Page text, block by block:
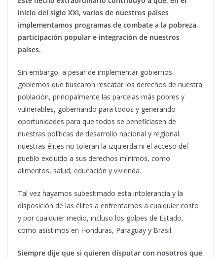
inicio del siglo XXI, varios de nuestros países
implementamos programas de combate a la pobreza,
participación popular e integración de nuestros
países.
Sin embargo, a pesar de implementar gobiernos
gobiernos que buscaron rescatar los derechos de nuestra
población, principalmente las parcelas más pobres y
vulnerables, gobernando para todos y generando
oportunidades para que todos se beneficiasen de
nuestras políticas de desarrollo nacional y regional.
nuestras élites no toleran la izquierda ni el acceso del
pueblo excluído a sus derechos mínimos, como
alimentos, salud, educación y vivienda.
Tal vez hayamos subestimado esta intolerancia y la
disposición de las élites a enfrentarnos a cualquier costo
y por cualquier medio, incluso los golpes de Estado,
como asistimos en Honduras, Paraguay y Brasil.
Siempre dije que si quieren disputar con nosotros que